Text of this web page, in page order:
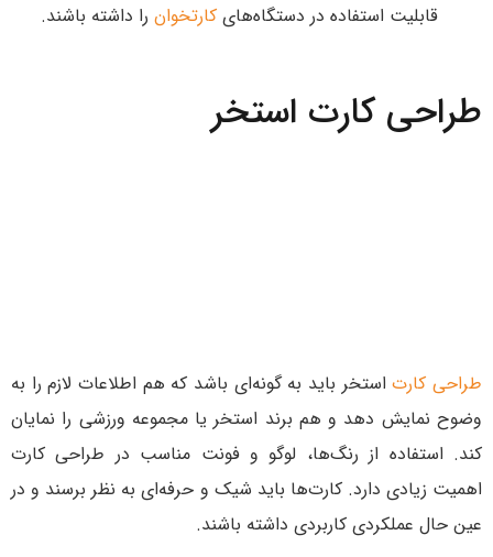
قابلیت استفاده در دستگاه‌های کارتخوان را داشته باشند.
طراحی کارت استخر
طراحی کارتاستخر باید به گونه‌ای باشد که هم اطلاعات لازم را به
وضوح نمایش دهد و هم برند استخر یا مجموعه ورزشی را نمایان
کند. استفاده از رنگ‌ها، لوگو و فونت مناسب در طراحی کارت
اهمیت زیادی دارد. کارت‌ها باید شیک و حرفه‌ای به نظر برسند و در
عین حال عملکردی کاربردی داشته باشند.